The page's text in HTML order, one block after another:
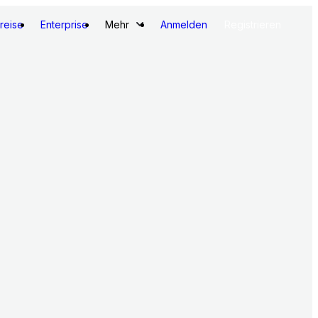
Enterprise Mehr Anmelden